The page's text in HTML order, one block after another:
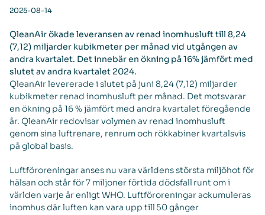
2025-08-14
QleanAir ökade leveransen av renad inomhusluft till 8,24
(7,12) miljarder kubikmeter per månad vid utgången av
andra kvartalet. Det innebär en ökning på 16% jämfört med
slutet av andra kvartalet 2024.
QleanAir levererade i slutet på juni 8,24 (7,12) miljarder
kubikmeter renad inomhusluft per månad. Det motsvarar
en ökning på 16 % jämfört med andra kvartalet föregående
år. QleanAir redovisar volymen av renad inomhusluft
genom sina luftrenare, renrum och rökkabiner kvartalsvis
på global basis.
Luftföroreningar anses nu vara världens största miljöhot för
hälsan och står för 7 miljoner förtida dödsfall runt om i
världen varje år enligt WHO. Luftföroreningar ackumuleras
inomhus där luften kan vara upp till 50 gånger